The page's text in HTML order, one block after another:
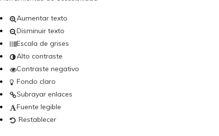
Aumentar texto
Disminuir texto
Escala de grises
Alto contraste
Contraste negativo
Fondo claro
Subrayar enlaces
Fuente legible
Restablecer